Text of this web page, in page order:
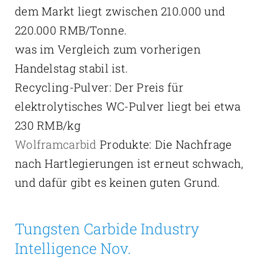
dem Markt liegt zwischen 210.000 und
220.000 RMB/Tonne.
was im Vergleich zum vorherigen
Handelstag stabil ist.
Recycling-Pulver: Der Preis für
elektrolytisches WC-Pulver liegt bei etwa
230 RMB/kg
Wolframcarbid Produkte: Die Nachfrage
nach Hartlegierungen ist erneut schwach,
und dafür gibt es keinen guten Grund.
Tungsten Carbide Industry
Intelligence Nov.